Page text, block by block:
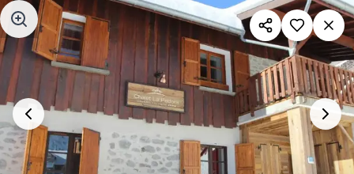
Aller au contenu principal